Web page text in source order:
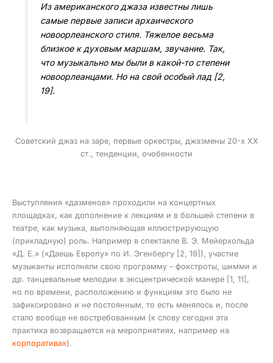
Из американского джаза известны лишь
самые первые записи архаического
новоорлеанского стиля. Тяжелое весьма
близкое к духовым маршам, звучание. Так,
что музыкально мы были в какой-то степени
новоорлеанцами. Но на свой особый лад [2,
19].
Советский джаз на заре, первые оркестры, джазмены 20-х ХХ
ст., тенденции, очобенности
Выступления «дазменов» проходили на концертных
площадках, как дополнение к лекциям и в большей степени в
театре, как музыка, выполняющая иллюстрирующую
(прикладную) роль. Например в спектакле В. Э. Мейерхольда
«Д. Е.» («Даешь Европу» по И. Эгенбергу [2, 19]), участие
музыканты исполняли свою программу – фокстроты, шимми и
др. танцевальные мелодии в эксцентрической манере [1, 11],
но по времени, расположению и функциям это было не
зафиксировано и не постоянным, то есть менялось и, после
стало вообще не востребованным (к слову сегодня эта
практика возвращается на мероприятиях, например на
корпоративах).